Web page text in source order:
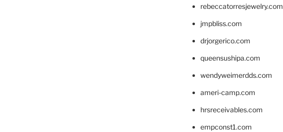
rebeccatorresjewelry.com
jmpbliss.com
drjorgerico.com
queensushipa.com
wendyweimerdds.com
ameri-camp.com
hrsreceivables.com
empconst1.com